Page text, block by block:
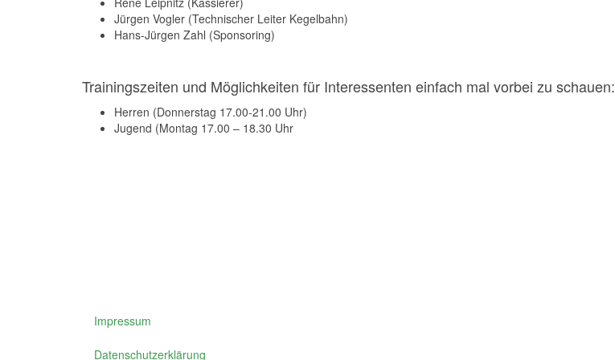
Jürgen Vogler (Technischer Leiter Kegelbahn)
Hans-Jürgen Zahl (Sponsoring)
Trainingszeiten und Möglichkeiten für Interessenten einfach mal vorbei zu schauen:
Herren (Donnerstag 17.00-21.00 Uhr)
Jugend (Montag 17.00 – 18.30 Uhr
Impressum
Datenschutzerklärung